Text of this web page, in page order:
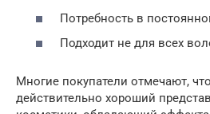
Потребность в
Подходит не для всех
Многие покупатели отмечают,
действительно хороший